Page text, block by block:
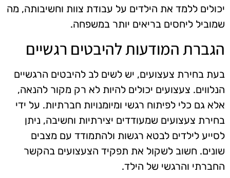
יכולים ללמד את הילדים על עבודת צוות וחשיבותה, מה
שמוביל ליחסים בריאים יותר במשפחה.
הגברת המודעות להיבטים רגשיים
בעת בחירת צעצועים, יש לשים לב להיבטים הרגשיים
הנלווים. צעצועים יכולים להיות לא רק מקור להנאה,
אלא גם כלי לפיתוח רגשי ומיומנויות חברתיות. על ידי
בחירת צעצועים שמעודדים יצירתיות וחשיבה, ניתן
לסייע לילדים לבטא רגשות ולהתמודד עם מצבים
שונים. חשוב לשקול את תפקיד הצעצועים בהקשר
החברתי והרגשי של הילד.